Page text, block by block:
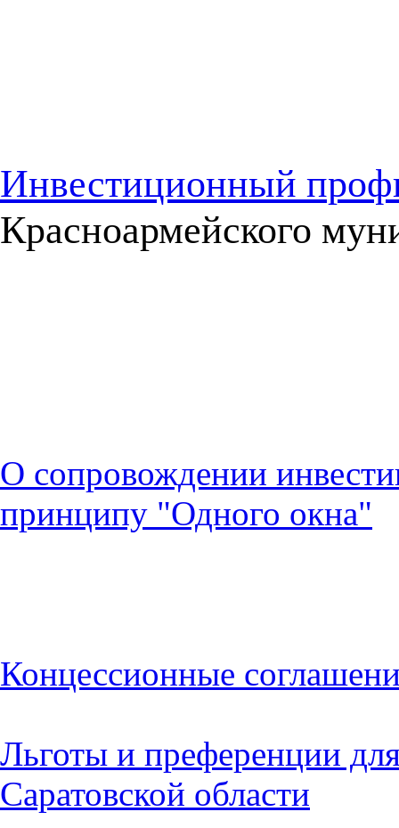
Инвестиционный
Красноармейского
О сопровождении
принципу "Одного окна"
Концессионные
Льготы и преференции
Саратовской области